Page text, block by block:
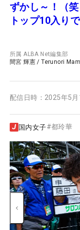
ずかし～！（
トップ10入り
所属ALBA Net編集部
間宮 輝憲 /Terunori
配信日時： 2025年5
国内女子#都玲華